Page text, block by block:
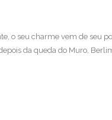
o seu charme vem de seu
da queda do Muro,